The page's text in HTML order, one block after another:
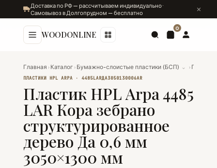
Доставка по РФ — рассчитываем индивидуально ·
Самовывоз в Долгопрудном — бесплатно
WOODONLINE
0
Главная › Каталог › Бумажно-слоистые пластики (БСП) ⌄ ›
ПЛАСТИКИ HPL ARPA · 4485LARДА3050130006AR
Пластик HPL Arpa 4485
LAR Кора зебрано
структурированное
дерево Да 0,6 мм
3050×1300 мм